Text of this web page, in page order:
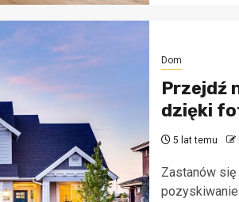
Dom
Przejdź
dzięki
5 lat temu
Zastanów